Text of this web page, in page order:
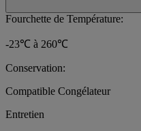
Fourchette de Température:
-23℃ à 260℃
Conservation:
Compatible Congélateur
Entretien